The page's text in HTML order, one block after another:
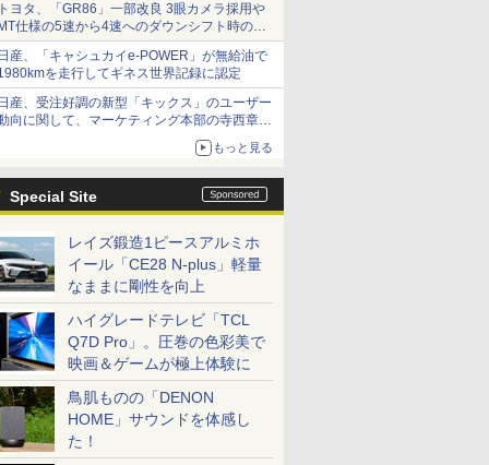
トヨタ、「GR86」一部改良 3眼カメラ採用や
MT仕様の5速から4速へのダウンシフト時の操
性向上など
日産、「キャシュカイe-POWER」が無給油で
を走行してギネス世界記録に認定
日産、受注好調の新型「キックス」のユーザー
向に関して、マーケティング本部の寺西章氏
もっと見る
Special Site
レイズ鍛造1ピースアルミホ
イール「CE28 N-plus」軽量
なままに剛性を向上
ハイグレードテレビ「TCL
Q7D Pro」。圧巻の色彩美で
映画＆ゲームが極上体験に
鳥肌ものの「DENON
HOME」サウンドを体感し
た！